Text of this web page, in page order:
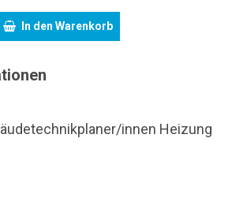
In den Warenkorb
innen Heizung